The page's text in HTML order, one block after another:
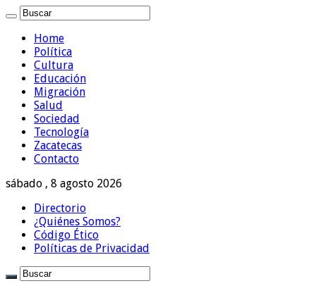
Home
Política
Cultura
Educación
Migración
Salud
Sociedad
Tecnología
Zacatecas
Contacto
sábado , 8 agosto 2026
Directorio
¿Quiénes Somos?
Código Ético
Políticas de Privacidad